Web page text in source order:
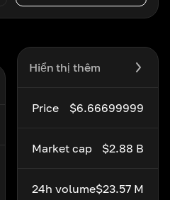
Hiển thị thêm
Price $6.66699999
Market cap $2.88 B
24h volume$23.57 M